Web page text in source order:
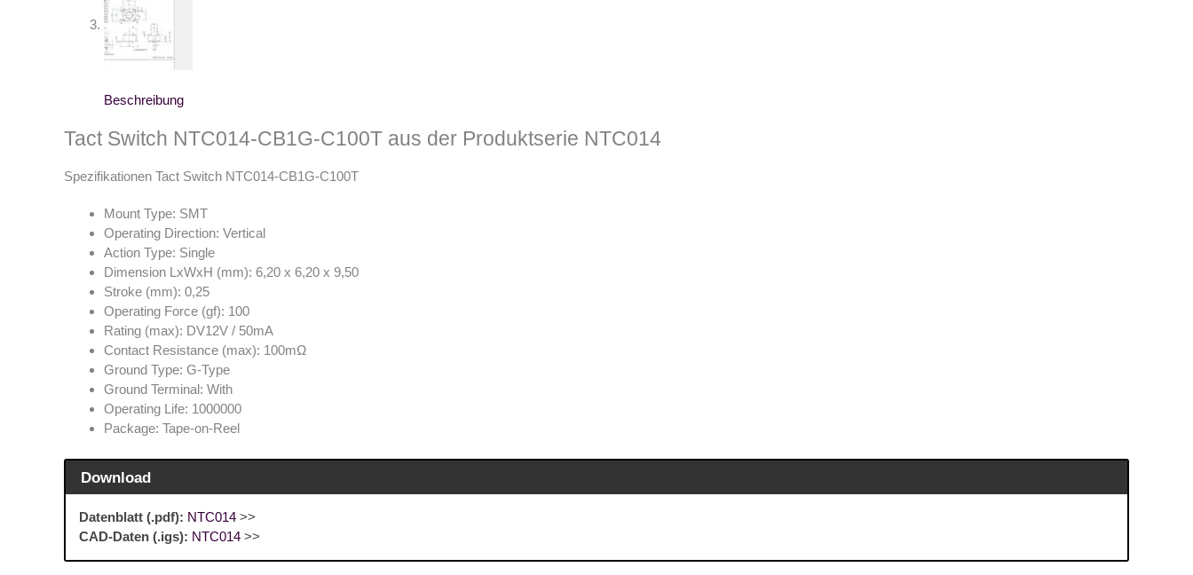
Beschreibung
Tact Switch NTC014-CB1G-C100T aus der Produktserie NTC014
Spezifikationen Tact Switch NTC014-CB1G-C100T
Mount Type: SMT
Operating Direction: Vertical
Action Type: Single
Dimension LxWxH (mm): 6,20 x 6,20 x 9,50
Stroke (mm): 0,25
Operating Force (gf): 100
Rating (max): DV12V / 50mA
Contact Resistance (max): 100mΩ
Ground Type: G-Type
Ground Terminal: With
Operating Life: 1000000
Package: Tape-on-Reel
Download
Datenblatt (.pdf): NTC014 >>
CAD-Daten (.igs): NTC014 >>